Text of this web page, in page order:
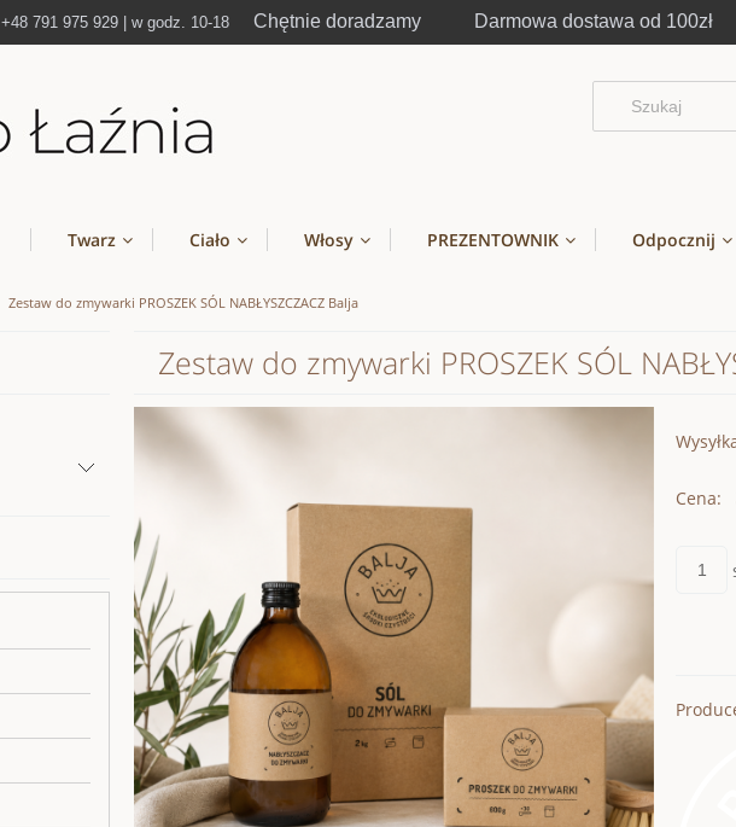
+48 791 975 929 | w godz. 10-18 Chętnie doradzamy Darmowa dostawa od 100zł
Twarz Ciało Włosy PREZENTOWNIK Odpocznij
Zestaw do zmywarki PROSZEK SÓL NABŁYSZCZACZ Balja
Zestaw do zmywarki PROSZEK SÓL
Cena: